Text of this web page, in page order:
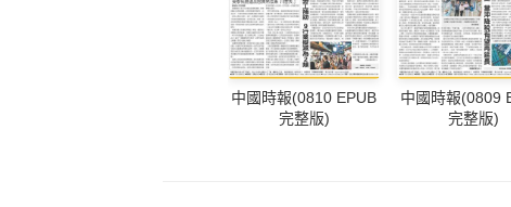
中國時報(0810 EPUB
完整版)
中國時報(0809
完整版)